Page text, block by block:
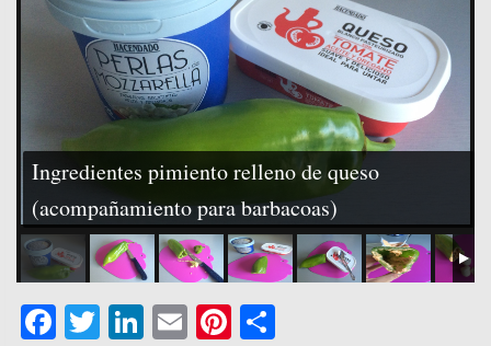
Ingredientes pimiento relleno de queso
(acompañamiento para barbacoas)
Fa T Li E Pi